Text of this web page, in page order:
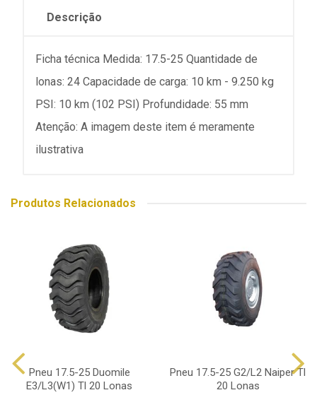
Descrição
Ficha técnica Medida: 17.5-25 Quantidade de
lonas: 24 Capacidade de carga: 10 km - 9.250 kg
PSI: 10 km (102 PSI) Profundidade: 55 mm
Atenção: A imagem deste item é meramente
ilustrativa
Produtos Relacionados
Pneu 17.5-25 Duomile
E3/L3(W1) Tl 20 Lonas
Pneu 17.5-25 G2/L2 Naiper Tl
20 Lonas